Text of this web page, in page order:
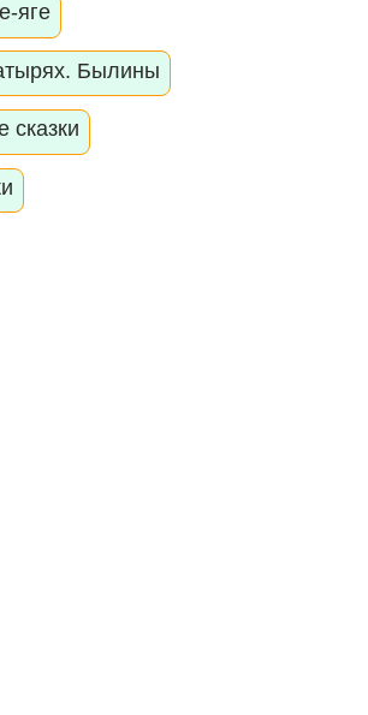
яге
Былины
сказки